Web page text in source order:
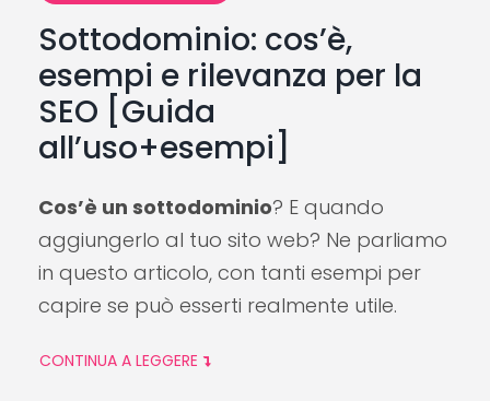
Sottodominio: cos’è,
esempi e rilevanza per la
SEO [Guida
all’uso+esempi]
Cos’è un sottodominio? E quando
aggiungerlo al tuo sito web? Ne parliamo
in questo articolo, con tanti esempi per
capire se può esserti realmente utile.
CONTINUA A LEGGERE